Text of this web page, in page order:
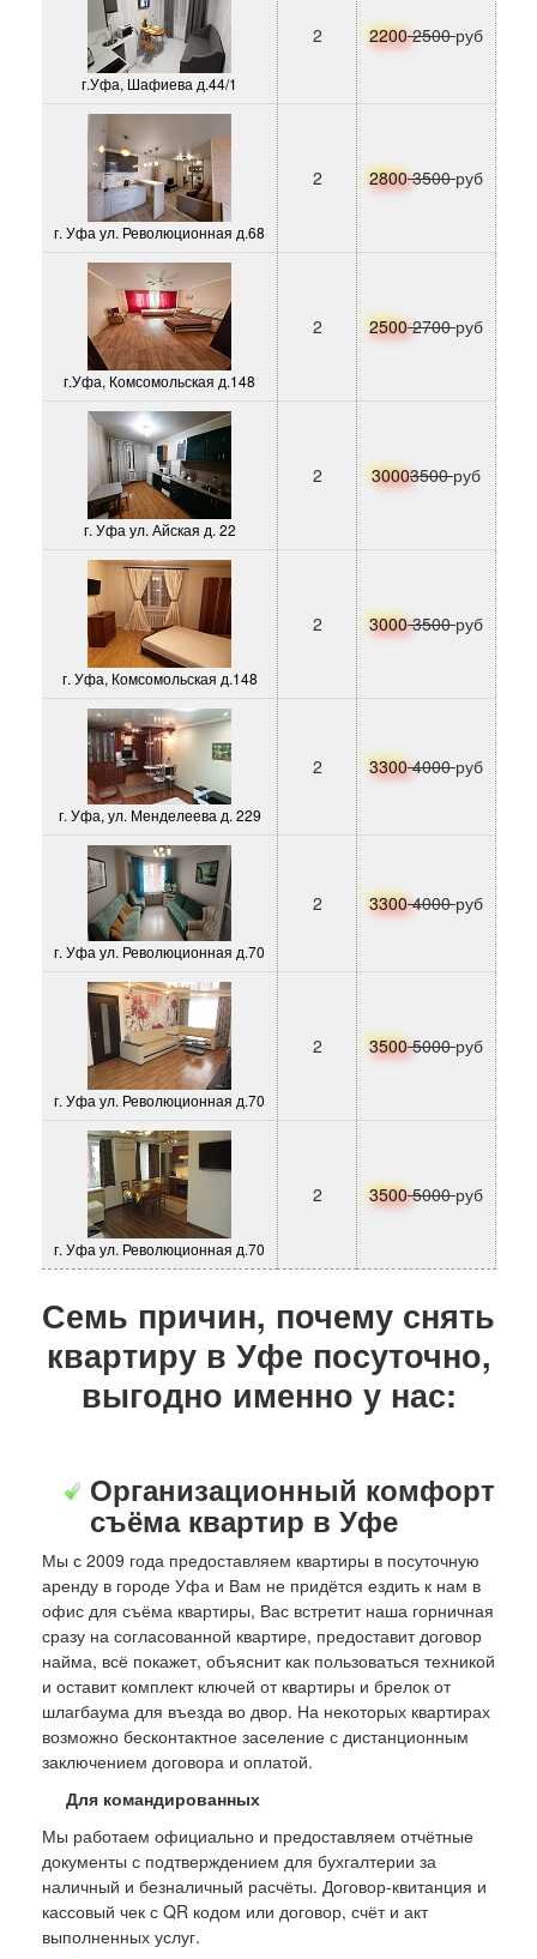
г.Уфа, Шафиева д.44/1
2 22002500руб
г. Уфа ул. Революционная д.68
2 28003500руб
г.Уфа, Комсомольская д.148
2 25002700руб
г. Уфа ул. Айская д. 22
2 30003500руб
г. Уфа, Комсомольская д.148
2 30003500руб
г. Уфа, ул. Менделеева д. 229
2 33004000руб
г. Уфа ул. Революционная д.70
2 33004000руб
г. Уфа ул. Революционная д.70
2 35005000руб
г. Уфа ул. Революционная д.70
2 35005000руб
Семь причин, почему снять
квартиру в Уфе посуточно,
выгодно именно у нас:
Организационный комфорт
съёма квартир в Уфе
Мы с 2009 года предоставляем квартиры в посуточную
аренду в городе Уфа и Вам не придётся ездить к нам в
офис для съёма квартиры, Вас встретит наша горничная
сразу на согласованной квартире, предоставит договор
найма, всё покажет, объяснит как пользоваться техникой
и оставит комплект ключей от квартиры и брелок от
шлагбаума для въезда во двор. На некоторых квартирах
возможно бесконтактное заселение с дистанционным
заключением договора и оплатой.
Для командированных
Мы работаем официально и предоставляем отчётные
документы с подтверждением для бухгалтерии за
наличный и безналичный расчёты. Договор-квитанция и
кассовый чек с QR кодом или договор, счёт и акт
выполненных услуг.